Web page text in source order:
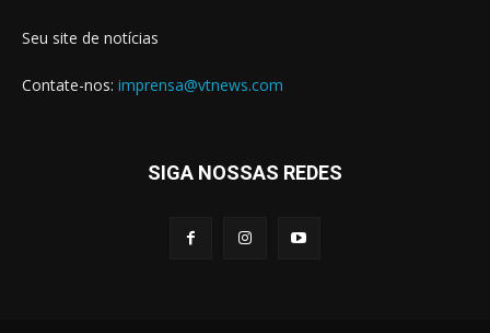
Seu site de notícias
Contate-nos: imprensa@vtnews.com
SIGA NOSSAS REDES